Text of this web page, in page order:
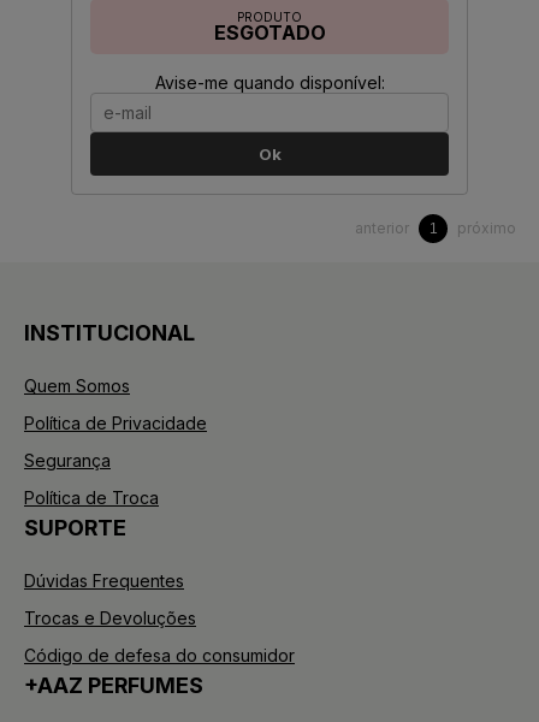
PRODUTO
ESGOTADO
Avise-me quando disponível:
Ok
anterior 1 próximo
INSTITUCIONAL
Quem Somos
Política de Privacidade
Segurança
Política de Troca
SUPORTE
Dúvidas Frequentes
Trocas e Devoluções
Código de defesa do consumidor
+AAZ PERFUMES